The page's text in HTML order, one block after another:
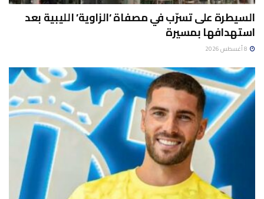
السيطرة على تسرّب في مصفاة ‘الزاوية’ الليبية بعد
استهدافها بمسيرة